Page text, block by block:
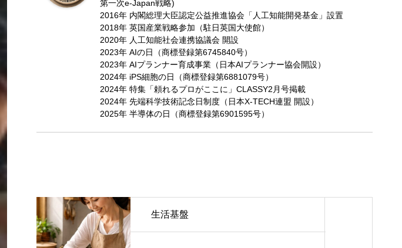
第一次e-Japan戦略)
2016年 内閣総理大臣認定公益推進協会「人工知能開発基金」設置
2018年 英国産業戦略参加（駐日英国大使館）
2020年 人工知能社会連携協議会 開設
2023年 AIの日（商標登録第6745840号）
2023年 AIプランナー育成事業（日本AIプランナー協会開設）
2024年 iPS細胞の日（商標登録第6881079号）
2024年 特集「頼れるプロがここに」CLASSY2月号掲載
2024年 先端科学技術記念日制度（日本X-TECH連盟 開設）
2025年 半導体の日（商標登録第6901595号）
生活基盤